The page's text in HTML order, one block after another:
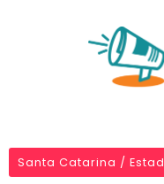
Santa Catarina /